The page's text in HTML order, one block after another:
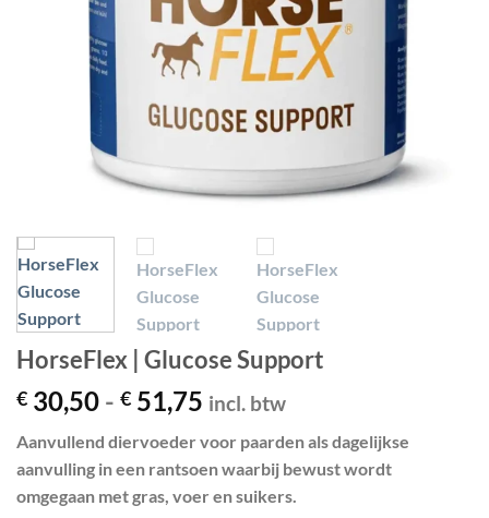
HorseFlex | Glucose Support
€ 30,50 - € 51,75 Prijsklasse:
tot
€ 51,75
incl. btw
Aanvullend diervoeder voor paarden als dagelijkse
aanvulling in een rantsoen waarbij bewust wordt
omgegaan met gras, voer en suikers.